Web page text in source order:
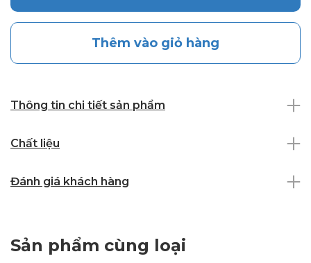
Thêm vào giỏ hàng
Thông tin chi tiết sản phẩm
Chất liệu
Đánh giá khách hàng
Sản phẩm cùng loại